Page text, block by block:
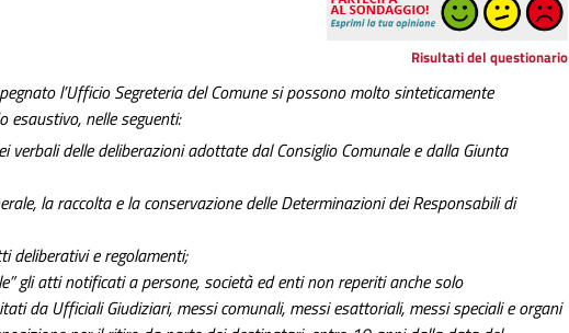
Risultati del questionario
l’Ufficio Segreteria del Comune si possono molto sinteticamente
esaustivo, nelle seguenti:
verbali delle deliberazioni adottate dal Consiglio Comunale e dalla Giunta
la raccolta e la conservazione delle Determinazioni dei Responsabili di
deliberativi e regolamenti;
gli atti notificati a persone, società ed enti non reperiti anche solo
da Ufficiali Giudiziari, messi comunali, messi esattoriali, messi speciali e organi